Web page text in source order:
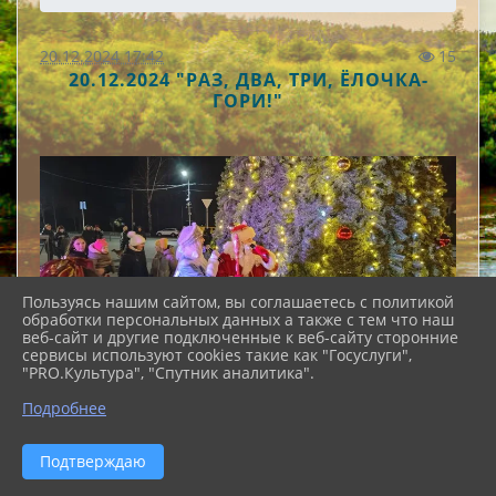
20.12.2024 17:42 15
20.12.2024 "РАЗ, ДВА, ТРИ, ЁЛОЧКА-
ГОРИ!"
Пользуясь нашим сайтом, вы соглашаетесь с политикой
обработки персональных данных а также с тем что наш
веб-сайт и другие подключенные к веб-сайту сторонние
сервисы используют cookies такие как "Госуслуги",
"PRO.Культура", "Спутник аналитика".
Подробнее
Подтверждаю